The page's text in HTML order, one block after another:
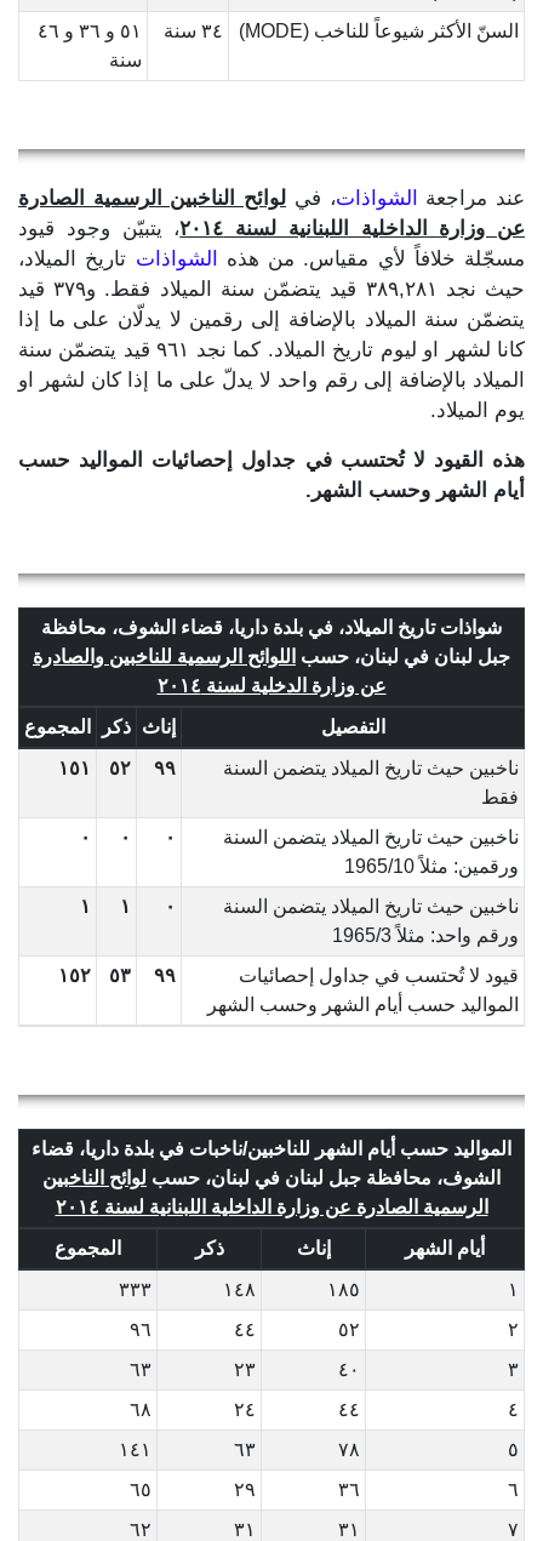
السنّ الأكثر شيوعاً للناخب (MODE)
٣٤ سنة
٥١ و ٣٦ و ٤٦
سنة
عند مراجعة الشواذات، في لوائح الناخبين الرسمية الصادرة
عن وزارة الداخلية اللبنانية لسنة ٢٠١٤
، يتبيّن وجود قيود
مسجّلة خلافاً لأي مقياس. من هذه
الشواذات تاريخ الميلاد،
حيث نجد ٣٨٩,٢٨١ قيد يتضمّن سنة الميلاد فقط. و٣٧٩ قيد
يتضمّن سنة الميلاد بالإضافة إلى رقمين لا يدلّان على ما إذا
كانا لشهر او ليوم تاريخ الميلاد. كما نجد ٩٦١ قيد يتضمّن سنة
الميلاد بالإضافة إلى رقم واحد لا يدلّ على ما إذا كان لشهر او
يوم الميلاد.
هذه القيود لا تُحتسب في جداول إحصائيات المواليد حسب
أيام الشهر وحسب الشهر.
شواذات تاريخ الميلاد، في بلدة داريا، قضاء الشوف، محافظة
جبل لبنان في لبنان، حسب اللوائح الرسمية للناخبين والصادرة
عن وزارة الدخلية لسنة ٢٠١٤
التفصيل
إناث ذكر
المجموع
ناخبين حيث تاريخ الميلاد يتضمن السنة
فقط
٩٩ ٥٢ ١٥١
ناخبين حيث تاريخ الميلاد يتضمن السنة
ورقمين: مثلاً 1965/10
٠ ٠ ٠
ناخبين حيث تاريخ الميلاد يتضمن السنة
ورقم واحد: مثلاً 1965/3
٠ ١ ١
قيود لا تُحتسب في جداول إحصائيات
المواليد حسب أيام الشهر وحسب الشهر
٩٩ ٥٣ ١٥٢
المواليد حسب أيام الشهر للناخبين/ناخبات في بلدة داريا، قضاء
الشوف، محافظة جبل لبنان في لبنان، حسب لوائح الناخبين
الرسمية الصادرة عن وزارة الداخلية اللبنانية لسنة ٢٠١٤
أيام الشهر
إناث ذكر
المجموع
١
١٨٥ ١٤٨
٣٣٣
٢
٥٢ ٤٤
٩٦
٣
٤٠ ٢٣
٦٣
٤
٤٤ ٢٤
٦٨
٥
٧٨ ٦٣
١٤١
٦
٣٦ ٢٩
٦٥
٧
٣١ ٣١
٦٢